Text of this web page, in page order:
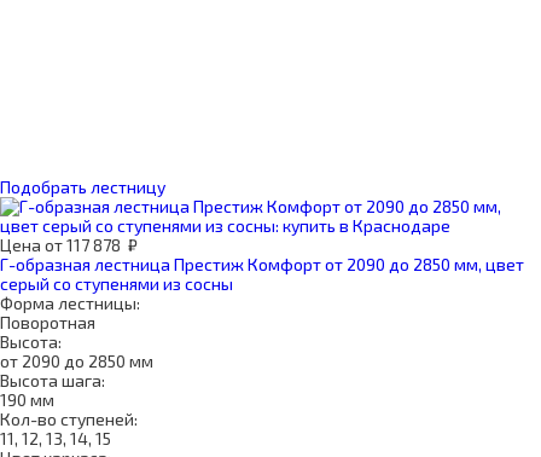
Подобрать лестницу
Цена от117 878 ₽
Г-образная лестница Престиж Комфорт от 2090 до 2850 мм, цвет
серый со ступенями из сосны
Форма лестницы:
Поворотная
Высота:
от 2090 до 2850 мм
Высота шага:
190 мм
Кол-во ступеней:
11, 12, 13, 14, 15